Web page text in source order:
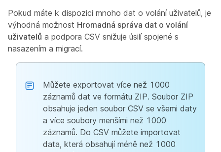
Pokud máte k dispozici mnoho dat o volání uživatelů, je
výhodná možnost Hromadná správa dat o volání
uživatelů a podpora CSV snižuje úsilí spojené s
nasazením a migrací.
Můžete exportovat více než 1000
záznamů dat ve formátu ZIP. Soubor ZIP
obsahuje jeden soubor CSV se všemi daty
a více soubory menšími než 1000
záznamů. Do CSV můžete importovat
data, která obsahují méně než 1000